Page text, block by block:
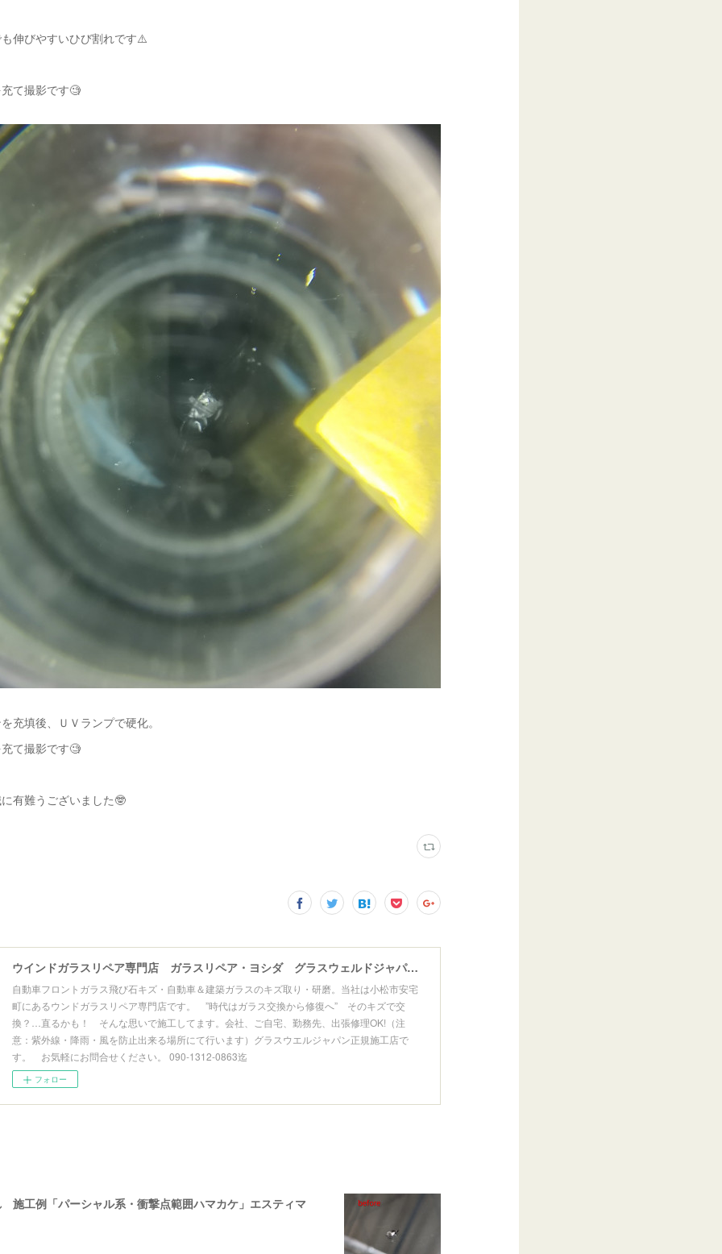
伸びやすいひび割れです⚠️
て撮影です🧐
充填後、ＵＶランプで硬化。
て撮影です🧐
有難うございました🤓
ウインドガラスリペア専門店 ガラスリペア・ヨシダ グラスウェルドジャパン 正規施工店 小松市
自動車フロントガラス飛び石キズ・自動車＆建築ガラスのキズ取り・研磨。当社は小松市安宅
町にあるウンドガラスリペア専門店です。 ”時代はガラス交換から修復へ” そのキズで交
換？…直るかも！ そんな思いで施工してます。会社、ご自宅、勤務先、出張修理OK!（注
意：紫外線・降雨・風を防止出来る場所にて行います）グラスウエルジャパン正規施工店で
す。 お気軽にお問合せください。 090-1312-0863迄
フォロー
施工例「パーシャル系・衝撃点範囲ハマカケ」エスティマ